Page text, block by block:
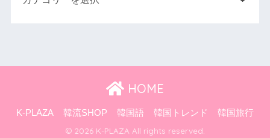
HOME
K-PLAZA 韓流SHOP 韓国語 韓国トレンド 韓国旅行
© 2026 K-PLAZA All rights reserved.